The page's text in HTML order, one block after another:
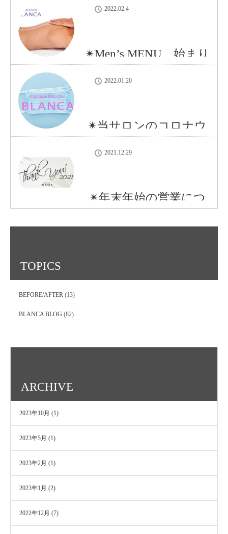
2022.02.4
✴︎Men’s MENU、始まり
2022.01.20
✴︎当サロンのコロナウ
2021.12.29
✴︎年末年始の営業につ
TOPICS
BEFORE/AFTER (13)
BLANCA BLOG (82)
ARCHIVE
2023年10月 (1)
2023年5月 (1)
2023年2月 (1)
2023年1月 (2)
2022年12月 (7)